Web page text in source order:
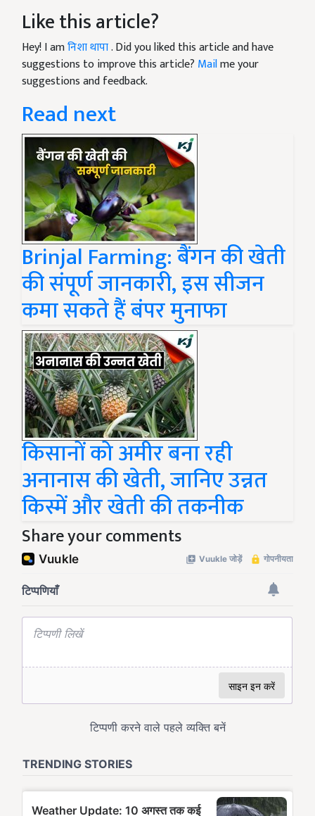
Like this article?
Hey! I amनिशा थापा. Did you liked this article and have
suggestions to improve this article? Mailme your
suggestions and feedback.
Read next
Brinjal Farming: बैंगन की खेती
की संपूर्ण जानकारी, इस सीजन
कमा सकते हैं बंपर मुनाफा
किसानों को अमीर बना रही
अनानास की खेती, जानिए उन्नत
किस्में और खेती की तकनीक
Share your comments